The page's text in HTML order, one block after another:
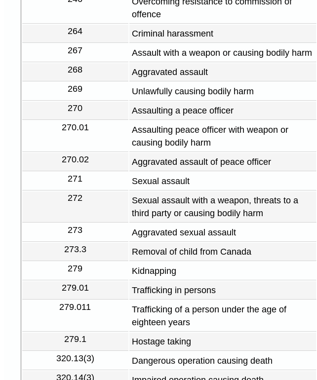
offence
264
Criminal harassment
267
Assault with a weapon or causing bodily harm
268
Aggravated assault
269
Unlawfully causing bodily harm
270
Assaulting a peace officer
270.01
Assaulting peace officer with weapon or
causing bodily harm
270.02
Aggravated assault of peace officer
271
Sexual assault
272
Sexual assault with a weapon, threats to a
third party or causing bodily harm
273
Aggravated sexual assault
273.3
Removal of child from Canada
279
Kidnapping
279.01
Trafficking in persons
279.011
Trafficking of a person under the age of
eighteen years
279.1
Hostage taking
320.13(3)
Dangerous operation causing death
320.14(3)